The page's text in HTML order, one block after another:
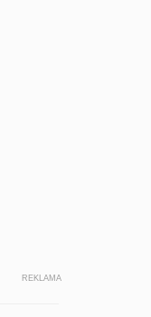
REKLAMA